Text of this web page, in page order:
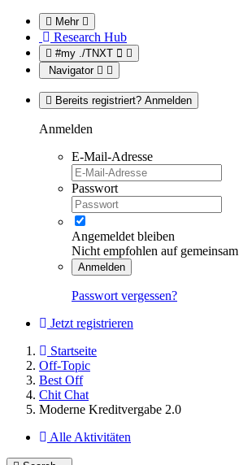
Mehr
Research Hub
#my ./TNXT
Navigator
Bereits registriert? Anmelden
Anmelden
E-Mail-Adresse
Passwort
Angemeldet bleiben
Nicht empfohlen auf
Anmelden
Passwort vergessen?
Jetzt registrieren
Startseite
Off-Topic
Best Off
Chit Chat
Moderne Kreditvergabe 2.0
Alle Aktivitäten